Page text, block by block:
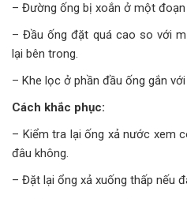
– Đường ống bị xoắn ở một
– Đầu ống đặt quá cao so với
lại bên trong.
– Khe lọc ở phần đầu ống gắn
Cách khắc phục:
– Kiểm tra lại ống xả nước xem
đâu không.
– Đặt lại ổng xả xuống thấp nếu